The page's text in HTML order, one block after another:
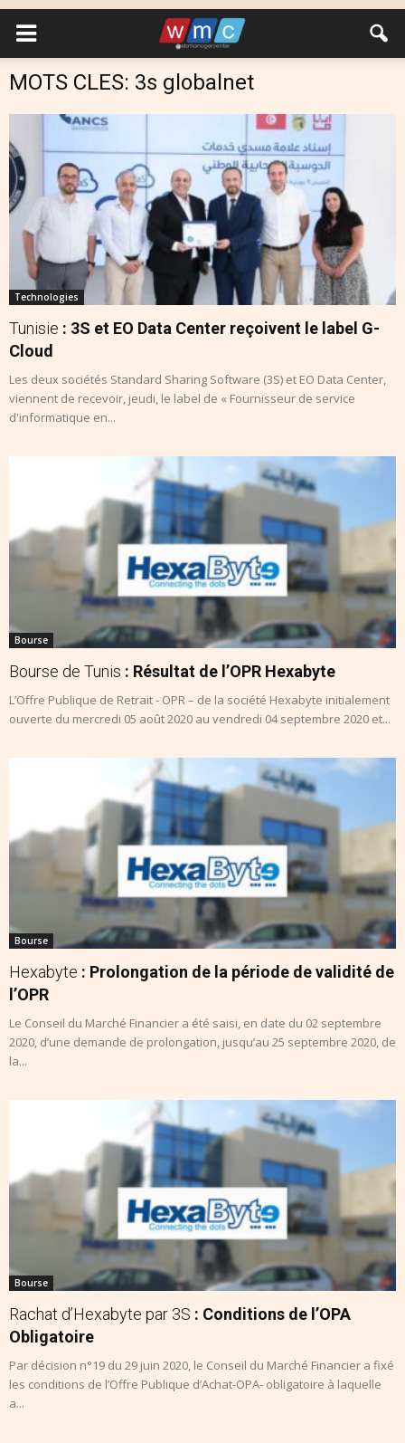
MOTS CLES: 3s globalnet
Technologies
Tunisie : 3S et EO Data Center reçoivent le label G-
Cloud
Les deux sociétés Standard Sharing Software (3S) et EO Data Center,
viennent de recevoir, jeudi, le label de « Fournisseur de service
d'informatique en...
Bourse
Bourse de Tunis : Résultat de l’OPR Hexabyte
L’Offre Publique de Retrait - OPR – de la société Hexabyte initialement
ouverte du mercredi 05 août 2020 au vendredi 04 septembre 2020 et...
Bourse
Hexabyte : Prolongation de la période de validité de
l’OPR
Le Conseil du Marché Financier a été saisi, en date du 02 septembre
2020, d’une demande de prolongation, jusqu’au 25 septembre 2020, de
la...
Bourse
Rachat d’Hexabyte par 3S : Conditions de l’OPA
Obligatoire
Par décision n°19 du 29 juin 2020, le Conseil du Marché Financier a fixé
les conditions de l’Offre Publique d’Achat-OPA- obligatoire à laquelle
a...